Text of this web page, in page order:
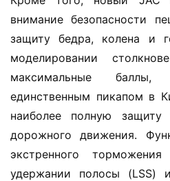
к
е
л
е
к
и
й
к
о
登录
внимание безопасности
защиту бедра, колена и
моделировании
максимальные
единственным пикапом в
наиболее полную защиту
дорожного движения.
экстренного
удержании полосы (LSS)